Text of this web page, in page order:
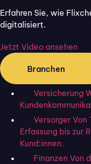
Erfahren Sie, wie
digitalisiert.
Jetzt Video ansehen
Branchen
Versicherung
Versorger Von
Erfassung bis zur
Kund:innen.
Finanzen Von
auf einem
Tool definitiv
ÜBER
Flixmakler ist
Melsungen.
sowohl Firmen-